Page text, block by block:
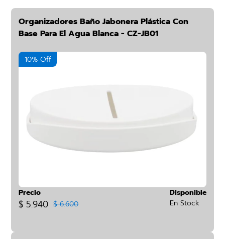
Organizadores Baño Jabonera Plástica Con
Base Para El Agua Blanca - CZ-JB01
10% Off
Precio
$ 5.940 $ 6.600
Disponible
En Stock